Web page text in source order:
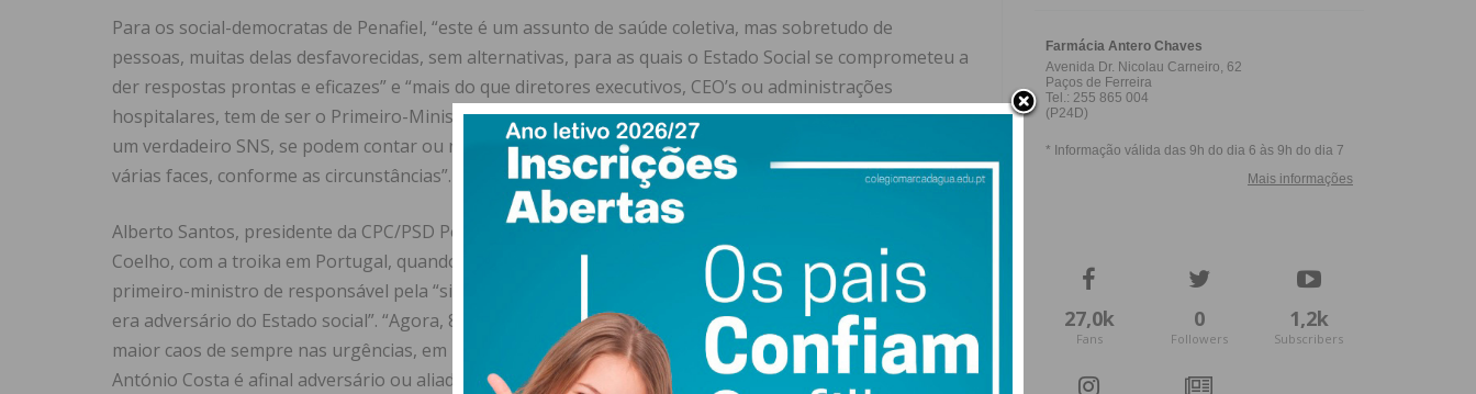
Para os social-democratas de Penafiel, “este é um assunto de saúde coletiva, mas sobretudo de
pessoas, muitas delas desfavorecidas, sem alternativas, para as quais o Estado Social se comprometeu a
der respostas prontas e eficazes” e “mais do que diretores executivos, CEO’s ou administrações
hospitalares, tem de ser o Primeiro-Ministro de Portugal a dizer aos portugueses se têm ou não têm
um verdadeiro SNS, se podem contar ou não podem contar com um autêntico SNS, e deixar de ter
várias faces, conforme as circunstâncias”.
Alberto Santos, presidente da CPC/PSD Penafiel, recorda o ano de 2015, no Governo de Pedro Passos
Coelho, com a troika em Portugal, quando António Costa, na época na oposição, “acusou o então
primeiro-ministro de responsável pela “situação de caos” nas urgências médicas” afirmando que o PSD
era adversário do Estado social”. “Agora, 8 anos depois, todos os portugueses assistem em direto ao
maior caos de sempre nas urgências, em Portugal, pelo que se impõe a pergunta: “O Governo de
António Costa é afinal adversário ou aliado do Estado Social?” É que, se em 2015 estava o FMI em
27,0k
Fans
0
Followers
1,2k
Subscribers